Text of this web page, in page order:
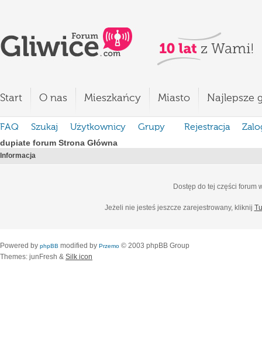
Start O nas Mieszkańcy Miasto Najlepsze
FAQ Szukaj Użytkownicy Grupy Rejestracja
dupiate forum Strona Główna
Informacja
Dostęp do tej części forum
Jeżeli nie jesteś jeszcze zarejestrowany, kliknij
Powered by phpBB modified by Przemo © 2003 phpBB Group
Themes: junFresh & Silk icon